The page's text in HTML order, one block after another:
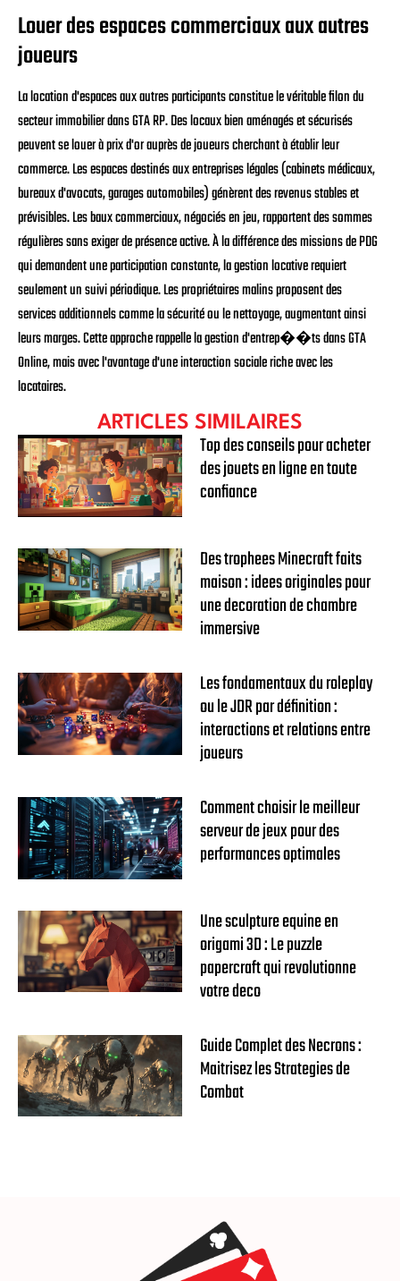
Louer des espaces commerciaux aux autres
joueurs
La location d'espaces aux autres participants constitue le véritable filon du
secteur immobilier dans GTA RP. Des locaux bien aménagés et sécurisés
peuvent se louer à prix d'or auprès de joueurs cherchant à établir leur
commerce. Les espaces destinés aux entreprises légales (cabinets médicaux,
bureaux d'avocats, garages automobiles) génèrent des revenus stables et
prévisibles. Les baux commerciaux, négociés en jeu, rapportent des sommes
régulières sans exiger de présence active. À la différence des missions de PDG
qui demandent une participation constante, la gestion locative requiert
seulement un suivi périodique. Les propriétaires malins proposent des
services additionnels comme la sécurité ou le nettoyage, augmentant ainsi
leurs marges. Cette approche rappelle la gestion d'entrep��ts dans GTA
Online, mais avec l'avantage d'une interaction sociale riche avec les
locataires.
ARTICLES SIMILAIRES
Top des conseils pour acheter
des jouets en ligne en toute
confiance
Des trophees Minecraft faits
maison : idees originales pour
une decoration de chambre
immersive
Les fondamentaux du roleplay
ou le JDR par définition :
interactions et relations entre
joueurs
Comment choisir le meilleur
serveur de jeux pour des
performances optimales
Une sculpture equine en
origami 3D : Le puzzle
papercraft qui revolutionne
votre deco
Guide Complet des Necrons :
Maitrisez les Strategies de
Combat